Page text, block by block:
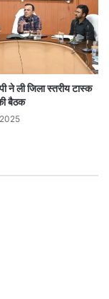
ने ली जिला स्तरीय टास्क
बैठक